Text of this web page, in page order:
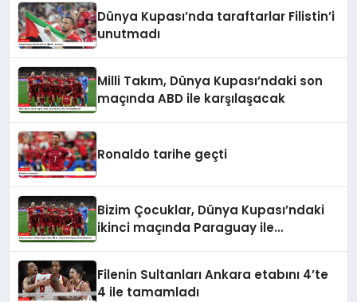
Dünya Kupası’nda taraftarlar Filistin’i
unutmadı
Milli Takım, Dünya Kupası’ndaki son
maçında ABD ile karşılaşacak
Ronaldo tarihe geçti
Bizim Çocuklar, Dünya Kupası’ndaki
ikinci maçında Paraguay ile
Filenin Sultanları Ankara etabını 4’te
4 ile tamamladı